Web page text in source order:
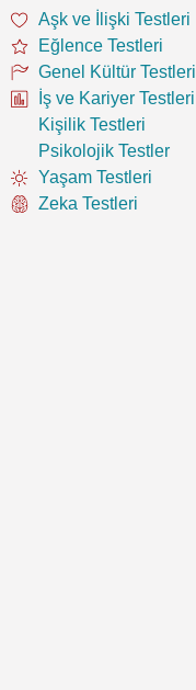
Aşk ve İlişki Testleri
Eğlence Testleri
Genel Kültür Testleri
İş ve Kariyer Testleri
Kişilik Testleri
Psikolojik Testler
Yaşam Testleri
Zeka Testleri